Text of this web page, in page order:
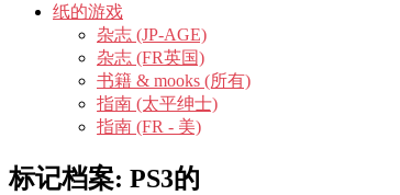
纸的游戏
杂志 (JP-AGE)
杂志 (FR英国)
书籍 & mooks (所有)
指南 (太平绅士)
指南 (FR - 美)
标记档案: PS3的